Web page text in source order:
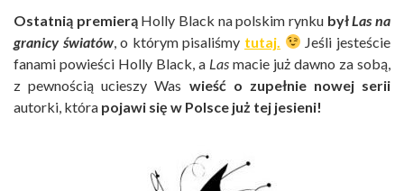
Ostatnią premierąHolly Black na polskim rynku byłLas na
granicy światów, o którym pisaliśmy tutaj.
Jeśli jesteście
fanami powieści Holly Black, a Las macie już dawno za sobą,
z pewnością ucieszy Was wieść o zupełnie nowej serii
autorki, która pojawi się w Polsce już tej jesieni!